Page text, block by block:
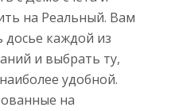
на Реальный. Вам
досье каждой из
и выбрать ту,
удобной.
на